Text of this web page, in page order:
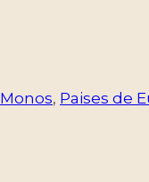
Monos, Paises de